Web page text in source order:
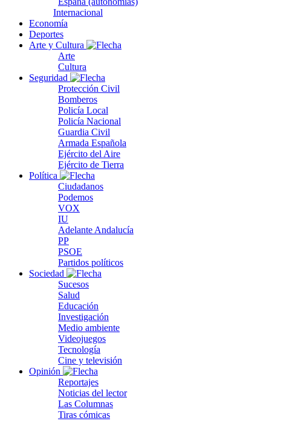
Internacional
Economía
Deportes
Arte y Cultura
Arte
Cultura
Seguridad
Protección Civil
Bomberos
Policía Local
Policía Nacional
Guardia Civil
Armada Española
Ejército del Aire
Ejército de Tierra
Política
Ciudadanos
Podemos
VOX
IU
Adelante Andalucía
PP
PSOE
Partidos políticos
Sociedad
Sucesos
Salud
Educación
Investigación
Medio ambiente
Videojuegos
Tecnología
Cine y televisión
Opinión
Reportajes
Noticias del lector
Las Columnas
Tiras cómicas